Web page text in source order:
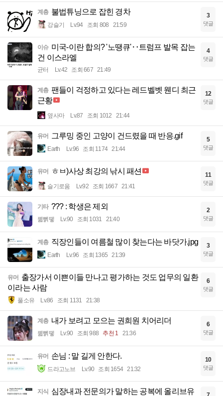
계층 불법튜닝으로 잡힌 경차
강슬기 Lv.94 조회 808 21:59
3
댓글
이슈 미국-이란 합의? '노땡큐'‥트럼프 발목 잡는
건 이스라엘
균터 Lv.42 조회 667 21:49
4
댓글
계층 팬들이 걱정하고 있다는 레드벨벳 웬디 최근
근황
옆사마 Lv.87 조회 1012 21:44
12
댓글
유머 그루밍 중인 고양이 건드렸을 때 반응.gif
Earth Lv.96 조회 1174 21:44
5
댓글
유머 ㅎㅂ)사상 최강의 낚시 패션
슬기로움 Lv.92 조회 1667 21:41
11
댓글
기타 ??? : 학생은 제외
꿻뻵뗗 Lv.90 조회 1031 21:40
2
댓글
계층 직장인들이 여름철 많이 찾는다는 바닷가.jpg
Earth Lv.96 조회 1365 21:39
3
댓글
유머 출장가서 이쁜이들 만나고 평가하는 것도 업무의 일환
이라는 사람
풀소유 Lv.86 조회 1131 21:38
6
댓글
계층 내가 보려고 모으는 권희원 치어리더
꿻뻵뗗 Lv.90 조회 988 추천 1 21:36
6
댓글
유머 손님 : 말 길게 안한다.
드라고노브 Lv.90 조회 1654 21:32
10
댓글
지식
심장내과 전문의가 말하는 공복에 올리브유